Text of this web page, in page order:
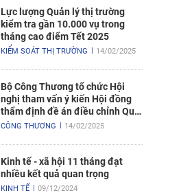
Lực lượng Quản lý thị trường
kiểm tra gần 10.000 vụ trong
tháng cao điểm Tết 2025
KIỂM SOÁT THỊ TRƯỜNG 14/02/2025
Bộ Công Thương tổ chức Hội
nghị tham vấn ý kiến Hội đồng
thẩm định đề án điều chỉnh Quy
hoạch điện VIII
CÔNG THƯƠNG 14/02/2025
Kinh tế - xã hội 11 tháng đạt
nhiều kết quả quan trọng
KINH TẾ 09/12/2024